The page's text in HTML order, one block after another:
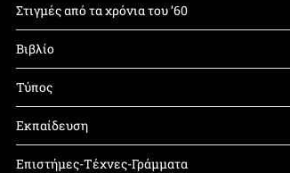
Στιγμές από τα χρόνια του ’60
Βιβλίο
Τύπος
Εκπαίδευση
Επιστήμες-Τέχνες-Γράμματα